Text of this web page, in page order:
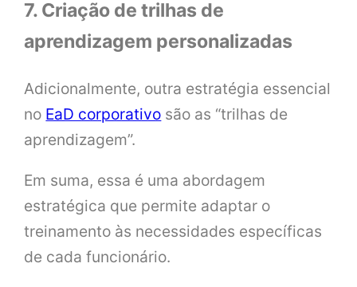
7. Criação de trilhas de
aprendizagem personalizadas
Adicionalmente, outra estratégia essencial
no EaD corporativo são as “trilhas de
aprendizagem”.
Em suma, essa é uma abordagem
estratégica que permite adaptar o
treinamento às necessidades específicas
de cada funcionário.